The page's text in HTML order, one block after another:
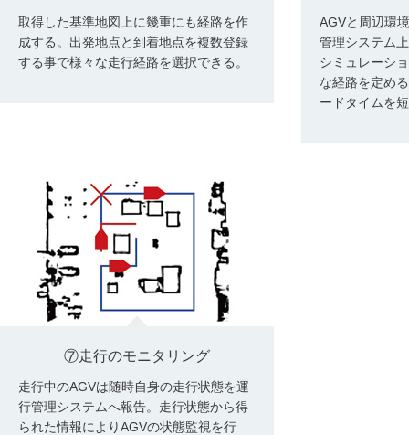
取得した基準地図上に幾重にも経路を作
成する。出発地点と到着地点を複数登録
する事で様々な走行経路を選択できる。
AGVと周辺環
管理システム
シミュレーシ
な経路を定め
ードタイムを
⑦走行のモニタリング
走行中のAGVは随時自身の走行状態を運
行管理システムへ報告。走行状態から得
られた情報によりAGVの状態監視を行